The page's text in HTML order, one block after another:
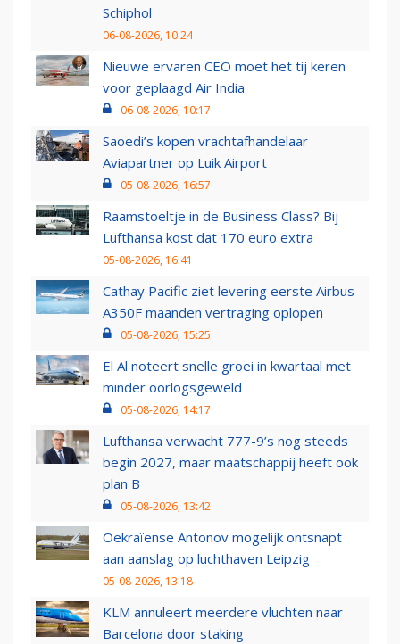
Schiphol
06-08-2026, 10:24
Nieuwe ervaren CEO moet het tij keren
voor geplaagd Air India
06-08-2026, 10:17
Saoedi’s kopen vrachtafhandelaar
Aviapartner op Luik Airport
05-08-2026, 16:57
Raamstoeltje in de Business Class? Bij
Lufthansa kost dat 170 euro extra
05-08-2026, 16:41
Cathay Pacific ziet levering eerste Airbus
A350F maanden vertraging oplopen
05-08-2026, 15:25
El Al noteert snelle groei in kwartaal met
minder oorlogsgeweld
05-08-2026, 14:17
Lufthansa verwacht 777-9’s nog steeds
begin 2027, maar maatschappij heeft ook
plan B
05-08-2026, 13:42
Oekraïense Antonov mogelijk ontsnapt
aan aanslag op luchthaven Leipzig
05-08-2026, 13:18
KLM annuleert meerdere vluchten naar
Barcelona door staking